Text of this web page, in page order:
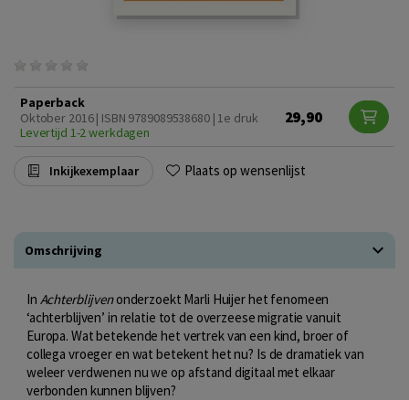
Paperback
Oktober 2016 | ISBN 9789089538680 | 1e druk
Levertijd 1-2 werkdagen
29,90
Inkijkexemplaar Plaats op wensenlijst
Omschrijving
In Achterblijvenonderzoekt Marli Huijer het fenomeen
‘achterblijven’ in relatie tot de overzeese migratie vanuit
Europa. Wat betekende het vertrek van een kind, broer of
collega vroeger en wat betekent het nu? Is de dramatiek van
weleer verdwenen nu we op afstand digitaal met elkaar
verbonden kunnen blijven?